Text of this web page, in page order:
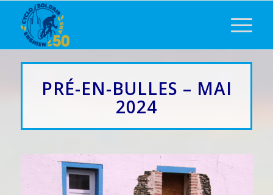
PRÉ-EN-BULLES – MAI
2024